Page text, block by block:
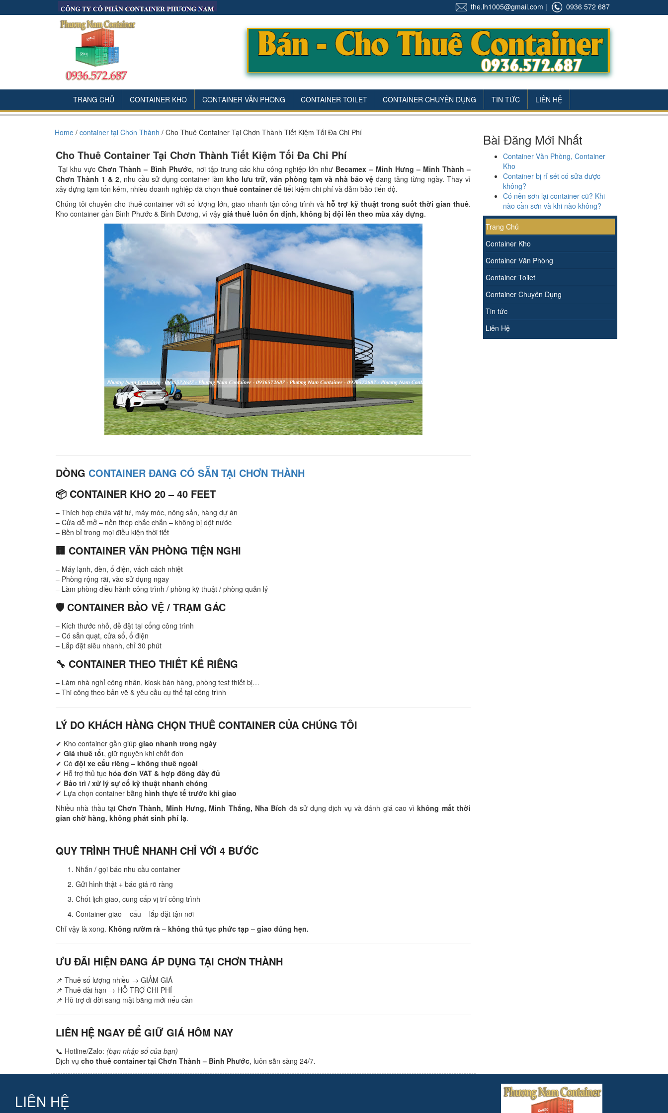
the.lh1005@gmail.com | 0936 572 687
TRANG CHỦ CONTAINER KHO CONTAINER VĂN PHÒNG CONTAINER TOILET CONTAINER CHUYÊN DỤNG TIN TỨC LIÊN HỆ
Home / container tại Chơn Thành / Cho Thuê Container Tại Chơn Thành Tiết Kiệm Tối Đa Chi Phí
Cho Thuê Container Tại Chơn Thành Tiết Kiệm Tối Đa Chi Phí
Tại khu vựcChơn Thành – Bình Phước, nơi tập trung các khu công nghiệp lớn như Becamex – Minh Hưng – Minh Thành –
Chơn Thành 1 & 2, nhu cầu sử dụng container làmkho lưu trữ, văn phòng tạm và nhà bảo vệ đang tăng từng ngày. Thay vì
xây dựng tạm tốn kém, nhiều doanh nghiệp đã chọn thuê containerđể tiết kiệm chi phí và đảm bảo tiến độ.
Chúng tôi chuyên cho thuê container với số lượng lớn, giao nhanh tận công trình và hỗ trợ kỹ thuật trong suốt thời gian thuê.
Kho container gần Bình Phước & Bình Dương, vì vậy giá thuê luôn ổn định, không bị đội lên theo mùa xây dựng.
DÒNG CONTAINER ĐANG CÓ SẴN TẠI CHƠN THÀNH
📦 CONTAINER KHO 20 – 40 FEET
– Thích hợp chứa vật tư, máy móc, nông sản, hàng dự án
– Cửa dễ mở – nền thép chắc chắn – không bị dột nước
– Bền bỉ trong mọi điều kiện thời tiết
🏢 CONTAINER VĂN PHÒNG TIỆN NGHI
– Máy lạnh, đèn, ổ điện, vách cách nhiệt
– Phòng rộng rãi, vào sử dụng ngay
– Làm phòng điều hành công trình / phòng kỹ thuật / phòng quản lý
🛡 CONTAINER BẢO VỆ / TRẠM GÁC
– Kích thước nhỏ, dễ đặt tại cổng công trình
– Có sẵn quạt, cửa sổ, ổ điện
– Lắp đặt siêu nhanh, chỉ 30 phút
🔧 CONTAINER THEO THIẾT KẾ RIÊNG
– Làm nhà nghỉ công nhân, kiosk bán hàng, phòng test thiết bị…
– Thi công theo bản vẽ & yêu cầu cụ thể tại công trình
LÝ DO KHÁCH HÀNG CHỌN THUÊ CONTAINER CỦA CHÚNG TÔI
✔ Kho container gần giúp giao nhanh trong ngày
✔ Giá thuê tốt, giữ nguyên khi chốt đơn
✔ Có đội xe cẩu riêng – không thuê ngoài
✔ Hỗ trợ thủ tục hóa đơn VAT & hợp đồng đầy đủ
✔ Bảo trì / xử lý sự cố kỹ thuật nhanh chóng
✔ Lựa chọn container bằng hình thực tế trước khi giao
Nhiều nhà thầu tạiChơn Thành, Minh Hưng, Minh Thắng, Nha Bích đã sử dụng dịch vụ và đánh giá cao vìkhông mất thời
gian chờ hàng, không phát sinh phí lạ.
QUY TRÌNH THUÊ NHANH CHỈ VỚI 4 BƯỚC
Nhắn / gọi báo nhu cầu container
Gửi hình thật + báo giá rõ ràng
Chốt lịch giao, cung cấp vị trí công trình
Container giao – cẩu – lắp đặt tận nơi
Chỉ vậy là xong. Không rườm rà – không thủ tục phức tạp – giao đúng hẹn.
ƯU ĐÃI HIỆN ĐANG ÁP DỤNG TẠI CHƠN THÀNH
📌 Thuê số lượng nhiều → GIẢM GIÁ
📌 Thuê dài hạn → HỖ TRỢ CHI PHÍ
📌 Hỗ trợ di dời sang mặt bằng mới nếu cần
LIÊN HỆ NGAY ĐỂ GIỮ GIÁ HÔM NAY
📞 Hotline/Zalo: (bạn nhập số của bạn)
Dịch vụ cho thuê container tại Chơn Thành – Bình Phước, luôn sẵn sàng 24/7.
Bài Đăng Mới Nhất
Container Văn Phòng, Container
Kho
Container bị rỉ sét có sửa được
không?
Có nên sơn lại container cũ? Khi
nào cần sơn và khi nào không?
Trang Chủ
Container Kho
Container Văn Phòng
Container Toilet
Container Chuyên Dụng
Tin tức
Liên Hệ
LIÊN HỆ